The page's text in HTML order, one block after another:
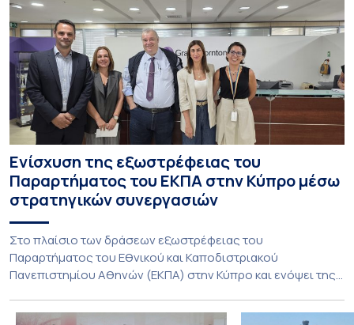
Ενίσχυση της εξωστρέφειας του
Παραρτήματος του ΕΚΠΑ στην Κύπρο μέσω
στρατηγικών συνεργασιών
Στο πλαίσιο των δράσεων εξωστρέφειας του
Παραρτήματος του Εθνικού και Καποδιστριακού
Πανεπιστημίου Αθηνών (ΕΚΠΑ) στην Κύπρο και ενόψει της
Τμήματος Οικονομικών Επιστημών και του Τμήματος